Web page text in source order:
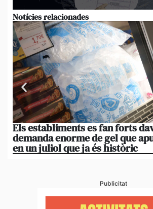
Notícies relacionades
Els establiments es fan forts
demanda enorme de gel que
en un juliol que ja és històric
Publicitat